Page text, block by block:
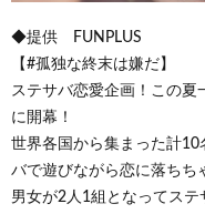
◆提供 FUNPLUS
【#孤独な終末は嫌だ】
ステサバ恋愛企画！この夏
に開幕！
世界各国から集まった計
バで遊びながら恋に落ちち
男女が2人1組となってス